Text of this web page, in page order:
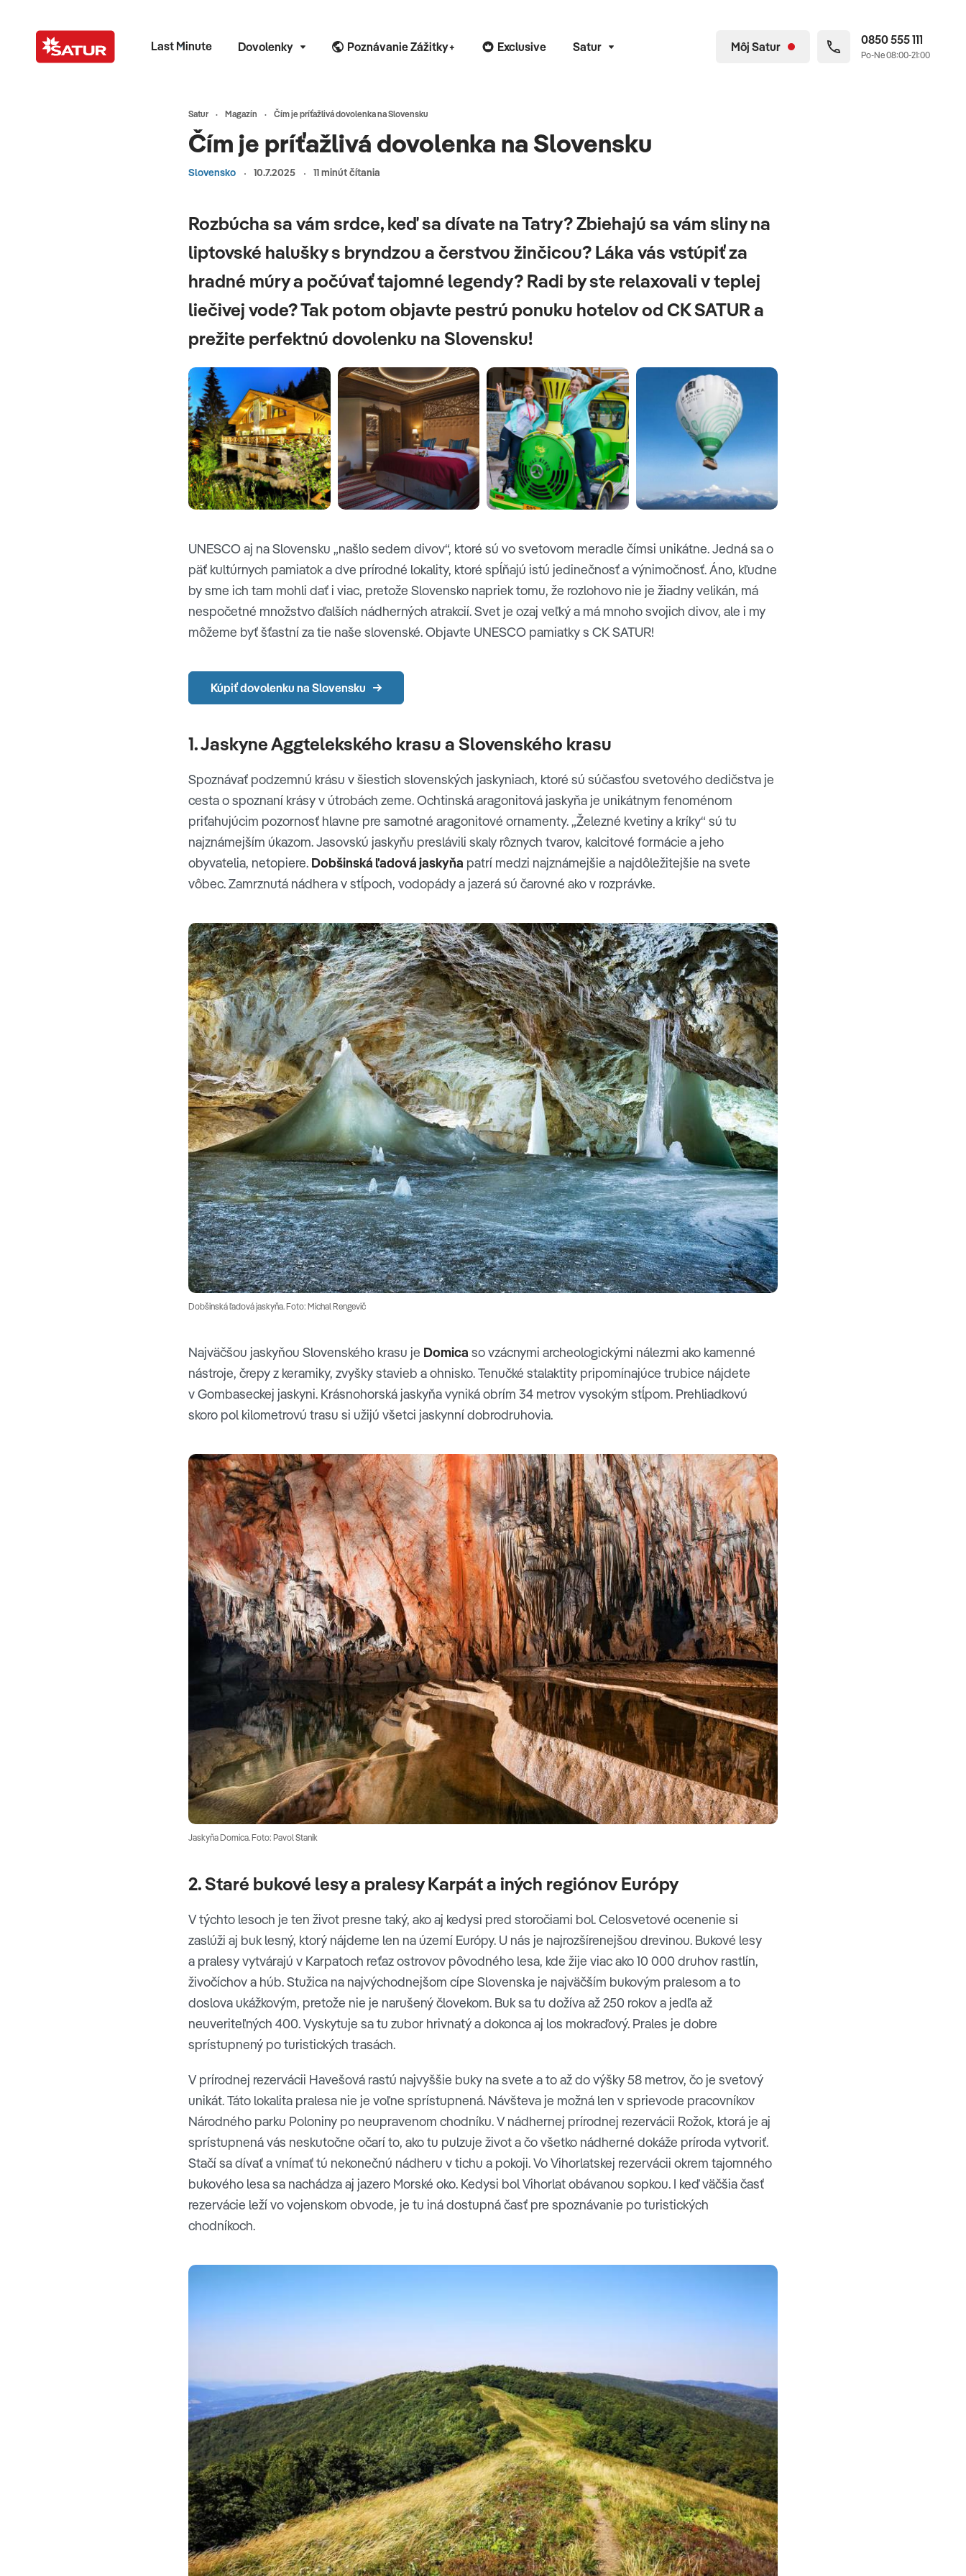
Last Minute Dovolenky Poznávanie Zážitky+ Exclusive Satur Môj Satur 0850 555 111
Po-Ne 08:00-21:00
Satur Magazín Čím je príťažlivá dovolenka na Slovensku
Čím je príťažlivá dovolenka na Slovensku
Slovensko 10.7.2025 11 minút čítania
Rozbúcha sa vám srdce, keď sa dívate na Tatry? Zbiehajú sa vám sliny na
liptovské halušky s bryndzou a čerstvou žinčicou? Láka vás vstúpiť za
hradné múry a počúvať tajomné legendy? Radi by ste relaxovali v teplej
liečivej vode? Tak potom objavte pestrú ponuku hotelov od CK SATUR a
prežite perfektnú dovolenku na Slovensku!
UNESCO aj na Slovensku „našlo sedem divov“, ktoré sú vo svetovom meradle čímsi unikátne. Jedná sa o
päť kultúrnych pamiatok a dve prírodné lokality, ktoré spĺňajú istú jedinečnosť a výnimočnosť. Áno, kľudne
by sme ich tam mohli dať i viac, pretože Slovensko napriek tomu, že rozlohovo nie je žiadny velikán, má
nespočetné množstvo ďalších nádherných atrakcií. Svet je ozaj veľký a má mnoho svojich divov, ale i my
môžeme byť šťastní za tie naše slovenské. Objavte UNESCO pamiatky s CK SATUR!
Kúpiť dovolenku na Slovensku
1. Jaskyne Aggtelekského krasu a Slovenského krasu
Spoznávať podzemnú krásu v šiestich slovenských jaskyniach, ktoré sú súčasťou svetového dedičstva je
cesta o spoznaní krásy v útrobách zeme. Ochtinská aragonitová jaskyňa je unikátnym fenoménom
priťahujúcim pozornosť hlavne pre samotné aragonitové ornamenty. „Železné kvetiny a kríky“ sú tu
najznámejším úkazom. Jasovskú jaskyňu preslávili skaly rôznych tvarov, kalcitové formácie a jeho
obyvatelia, netopiere. Dobšinská ľadová jaskyňa patrí medzi najznámejšie a najdôležitejšie na svete
vôbec. Zamrznutá nádhera v stĺpoch, vodopády a jazerá sú čarovné ako v rozprávke.
Dobšinská ľadová jaskyňa. Foto: Michal Rengevič
Najväčšou jaskyňou Slovenského krasu je Domica so vzácnymi archeologickými nálezmi ako kamenné
nástroje, črepy z keramiky, zvyšky stavieb a ohnisko. Tenučké stalaktity pripomínajúce trubice nájdete
v Gombaseckej jaskyni. Krásnohorská jaskyňa vyniká obrím 34 metrov vysokým stĺpom. Prehliadkovú
skoro pol kilometrovú trasu si užijú všetci jaskynní dobrodruhovia.
Jaskyňa Domica. Foto: Pavol Staník
2. Staré bukové lesy a pralesy Karpát a iných regiónov Európy
V týchto lesoch je ten život presne taký, ako aj kedysi pred storočiami bol. Celosvetové ocenenie si
zaslúži aj buk lesný, ktorý nájdeme len na území Európy. U nás je najrozšírenejšou drevinou. Bukové lesy
a pralesy vytvárajú v Karpatoch reťaz ostrovov pôvodného lesa, kde žije viac ako 10 000 druhov rastlín,
živočíchov a húb. Stužica na najvýchodnejšom cípe Slovenska je najväčším bukovým pralesom a to
doslova ukážkovým, pretože nie je narušený človekom. Buk sa tu dožíva až 250 rokov a jedľa až
neuveriteľných 400. Vyskytuje sa tu zubor hrivnatý a dokonca aj los mokraďový. Prales je dobre
sprístupnený po turistických trasách.
V prírodnej rezervácii Havešová rastú najvyššie buky na svete a to až do výšky 58 metrov, čo je svetový
unikát. Táto lokalita pralesa nie je voľne sprístupnená. Návšteva je možná len v sprievode pracovníkov
Národného parku Poloniny po neupravenom chodníku. V nádhernej prírodnej rezervácii Rožok, ktorá je aj
sprístupnená vás neskutočne očarí to, ako tu pulzuje život a čo všetko nádherné dokáže príroda vytvoriť.
Stačí sa dívať a vnímať tú nekonečnú nádheru v tichu a pokoji. Vo Vihorlatskej rezervácii okrem tajomného
bukového lesa sa nachádza aj jazero Morské oko. Kedysi bol Vihorlat obávanou sopkou. I keď väčšia časť
rezervácie leží vo vojenskom obvode, je tu iná dostupná časť pre spoznávanie po turistických
chodníkoch.